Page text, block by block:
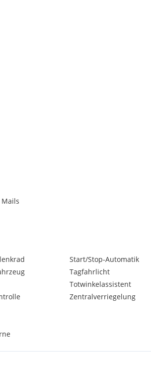
Start/Stop-Automatik
Tagfahrlicht
Totwinkelassistent
Zentralverriegelung